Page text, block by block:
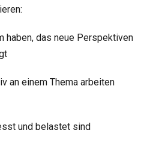
haben, das neue Perspektiven
an einem Thema arbeiten
und belastet sind